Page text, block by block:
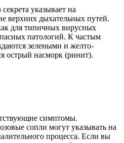
указывает на
верхних дыхательных путей.
для типичных вирусных
патологий. К частым
зелеными и желто-
острый насморк (ринит).
симптомы.
сопли могут указывать на
процесса. Если вы